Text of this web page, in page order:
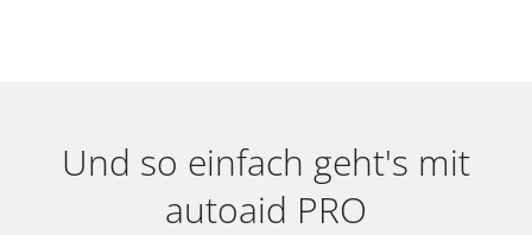
Und so einfach geht's mit
autoaid PRO